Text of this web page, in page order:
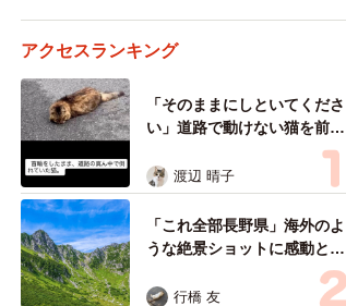
アクセスランキング
「そのままにしといてくださ
い」道路で動けない猫を前に
返された一言… 懸命に生き
ようとした4日間 「命の重
さはみんな同じ」保護団体代
表の訴え
渡辺 晴子
「これ全部長野県」海外のよ
うな絶景ショットに感動と反
響「離れてからいいところだ
ったんだって気づいた」
行橋 友